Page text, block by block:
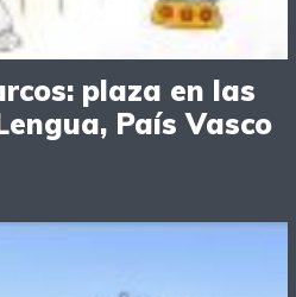
plaza en las
País Vasco